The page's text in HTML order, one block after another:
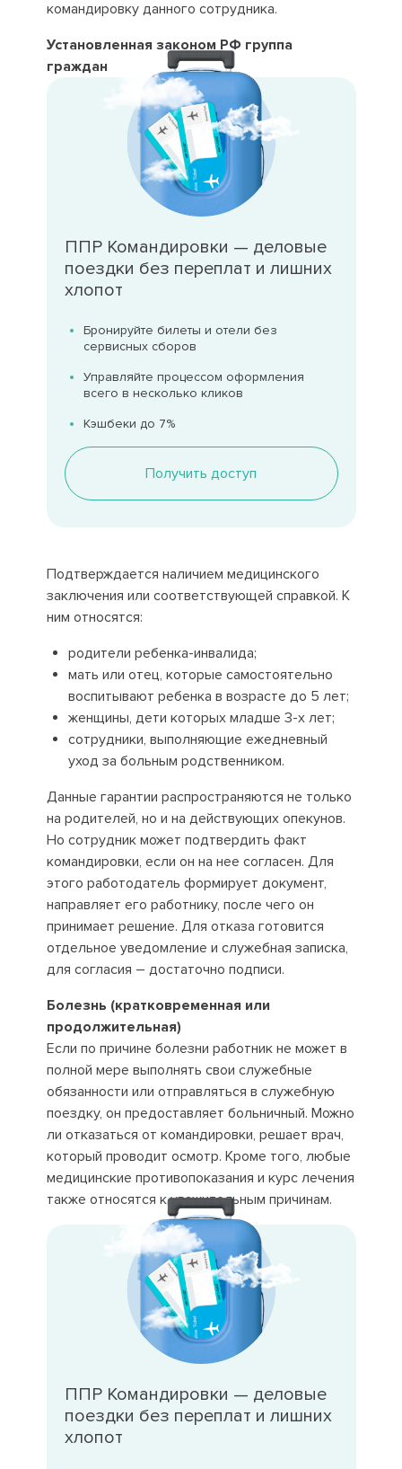
командировку данного сотрудника.
Установленная законом РФ группа
граждан
ППР Командировки — деловые
поездки без переплат и лишних
хлопот
Бронируйте билеты и отели без
сервисных сборов
Управляйте процессом оформления
всего в несколько кликов
Кэшбеки до 7%
Получить доступ
Подтверждается наличием медицинского
заключения или соответствующей справкой. К
ним относятся:
родители ребенка-инвалида;
мать или отец, которые самостоятельно
воспитывают ребенка в возрасте до 5 лет;
женщины, дети которых младше 3-х лет;
сотрудники, выполняющие ежедневный
уход за больным родственником.
Данные гарантии распространяются не только
на родителей, но и на действующих опекунов.
Но сотрудник может подтвердить факт
командировки, если он на нее согласен. Для
этого работодатель формирует документ,
направляет его работнику, после чего он
принимает решение. Для отказа готовится
отдельное уведомление и служебная записка,
для согласия – достаточно подписи.
Болезнь (кратковременная или
продолжительная)
Если по причине болезни работник не может в
полной мере выполнять свои служебные
обязанности или отправляться в служебную
поездку, он предоставляет больничный. Можно
ли отказаться от командировки, решает врач,
который проводит осмотр. Кроме того, любые
медицинские противопоказания и курс лечения
также относятся к уважительным причинам.
ППР Командировки — деловые
поездки без переплат и лишних
хлопот